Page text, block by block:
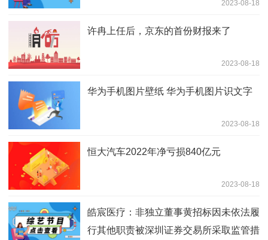
2023-08-18
许冉上任后，京东的首份财报来了
2023-08-18
华为手机图片壁纸 华为手机图片识文字
2023-08-18
恒大汽车2022年净亏损840亿元
2023-08-18
皓宸医疗：非独立董事黄招标因未依法履
行其他职责被深圳证券交易所采取监管措